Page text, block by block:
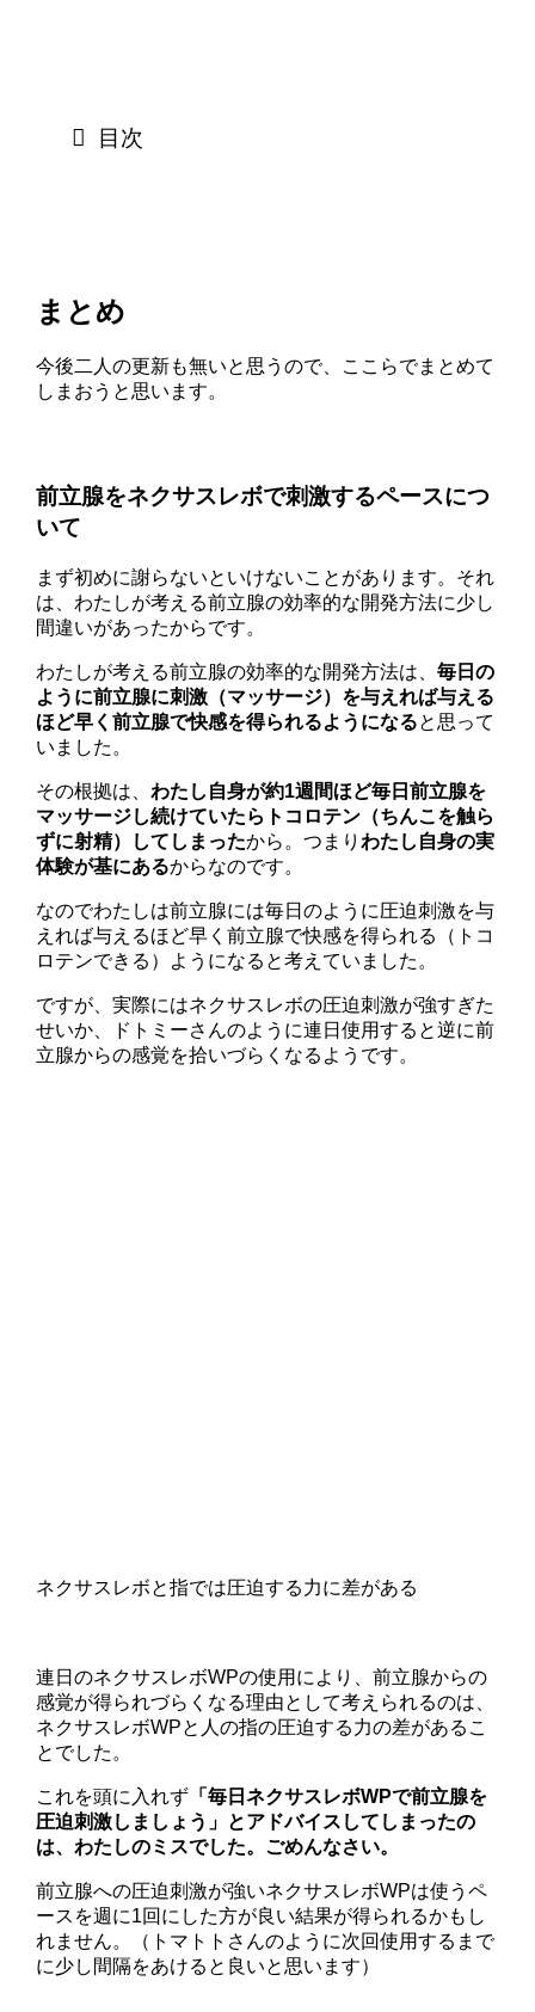
目次
まとめ
今後二人の更新も無いと思うので、ここらでまとめて
しまおうと思います。
前立腺をネクサスレボで刺激するペースにつ
いて
まず初めに謝らないといけないことがあります。それ
は、わたしが考える前立腺の効率的な開発方法に少し
間違いがあったからです。
わたしが考える前立腺の効率的な開発方法は、毎日の
ように前立腺に刺激（マッサージ）を与えれば与える
ほど早く前立腺で快感を得られるようになると思って
いました。
その根拠は、わたし自身が約1週間ほど毎日前立腺を
マッサージし続けていたらトコロテン（ちんこを触ら
ずに射精）してしまったから。つまりわたし自身の実
体験が基にあるからなのです。
なのでわたしは前立腺には毎日のように圧迫刺激を与
えれば与えるほど早く前立腺で快感を得られる（トコ
ロテンできる）ようになると考えていました。
ですが、実際にはネクサスレボの圧迫刺激が強すぎた
せいか、ドトミーさんのように連日使用すると逆に前
立腺からの感覚を拾いづらくなるようです。
ネクサスレボと指では圧迫する力に差がある
連日のネクサスレボWPの使用により、前立腺からの
感覚が得られづらくなる理由として考えられるのは、
ネクサスレボWPと人の指の圧迫する力の差があるこ
とでした。
これを頭に入れず 「毎日ネクサスレボWPで前立腺を
圧迫刺激しましょう」とアドバイスしてしまったの
は、わたしのミスでした。ごめんなさい。
前立腺への圧迫刺激が強いネクサスレボWPは使うペ
ースを週に1回にした方が良い結果が得られるかもし
れません。（トマトトさんのように次回使用するまで
に少し間隔をあけると良いと思います）